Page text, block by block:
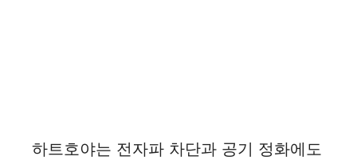
하트호야는 전자파 차단과 공기 정화에도